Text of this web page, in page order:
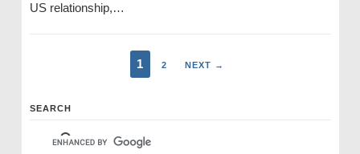
US relationship,…
1 2 NEXT →
SEARCH